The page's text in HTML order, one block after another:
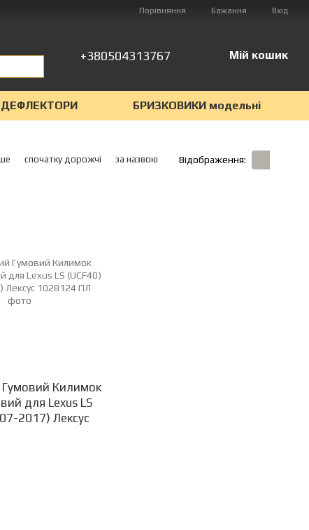
Порівняння Бажання Вхід
+380504313767 Мій кошик
ДЕФЛЕКТОРИ БРИЗКОВИКИ модельні
спочатку дорожчі за назвою Відображення:
Гумовий Килимок
для Lexus LS
2017) Лексус